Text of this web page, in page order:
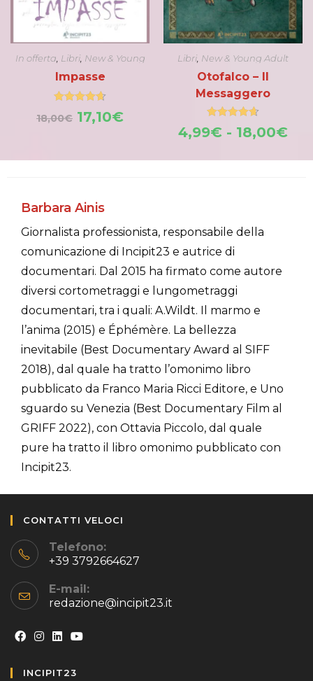
In offerta Libri, New & Young
Impasse
18,00€ Il
era:
17,10€Il
è:
Valutato
4.62
su 5
Libri New & Young Adult
Otofalco – Il
Messaggero
Dell’Impero
4,99€ - 18,00€
Valutato
4.67 su 5
Barbara Ainis
Giornalista professionista, responsabile della
comunicazione di Incipit23 e autrice di
documentari. Dal 2015 ha firmato come autore
diversi cortometraggi e lungometraggi
documentari, tra i quali: A.Wildt. Il marmo e
l’anima (2015) e Éphémère. La bellezza
inevitabile (Best Documentary Award al SIFF
2018), dal quale ha tratto l’omonimo libro
pubblicato da Franco Maria Ricci Editore, e Uno
sguardo su Venezia (Best Documentary Film al
GRIFF 2022), con Ottavia Piccolo, dal quale
pure ha tratto il libro omonimo pubblicato con
Incipit23.
CONTATTI VELOCI
Telefono:
+39 3792664627
E-mail:
redazione@incipit23.it
in
in
in
INCIPIT23